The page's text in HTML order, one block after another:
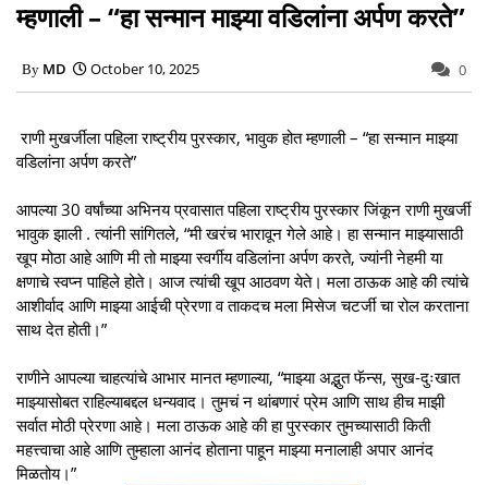
म्हणाली – “हा सन्मान माझ्या वडिलांना अर्पण करते”
MD October 10, 2025 0
राणी मुखर्जीला पहिला राष्ट्रीय पुरस्कार, भावुक होत म्हणाली – “हा सन्मान माझ्या
वडिलांना अर्पण करते”
आपल्या 30 वर्षांच्या अभिनय प्रवासात पहिला राष्ट्रीय पुरस्कार जिंकून राणी मुखर्जी
भावुक झाली . त्यांनी सांगितले, “मी खरंच भारावून गेले आहे। हा सन्मान माझ्यासाठी
खूप मोठा आहे आणि मी तो माझ्या स्वर्गीय वडिलांना अर्पण करते, ज्यांनी नेहमी या
क्षणाचे स्वप्न पाहिले होते। आज त्यांची खूप आठवण येते। मला ठाऊक आहे की त्यांचे
आशीर्वाद आणि माझ्या आईची प्रेरणा व ताकदच मला मिसेज चटर्जी चा रोल करताना
साथ देत होती।”
राणीने आपल्या चाहत्यांचे आभार मानत म्हणाल्या, “माझ्या अद्भुत फॅन्स, सुख-दुःखात
माझ्यासोबत राहिल्याबद्दल धन्यवाद। तुमचं न थांबणारं प्रेम आणि साथ हीच माझी
सर्वात मोठी प्रेरणा आहे। मला ठाऊक आहे की हा पुरस्कार तुमच्यासाठी किती
महत्त्वाचा आहे आणि तुम्हाला आनंद होताना पाहून माझ्या मनालाही अपार आनंद
मिळतोय।”